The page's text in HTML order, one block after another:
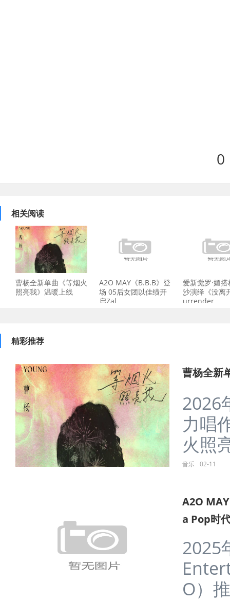
0
相关阅读
曹杨全新单曲《等烟火
照亮我》温暖上线
A2O MAY《B.B.B》登
场 05后女团以佳绩开
启Zal
爱新觉罗·媚
沙演绎《没离
urrender
精彩推荐
曹杨全新
2026
力唱
火照
音乐 02-11
A2O
a Pop时
2025
O）